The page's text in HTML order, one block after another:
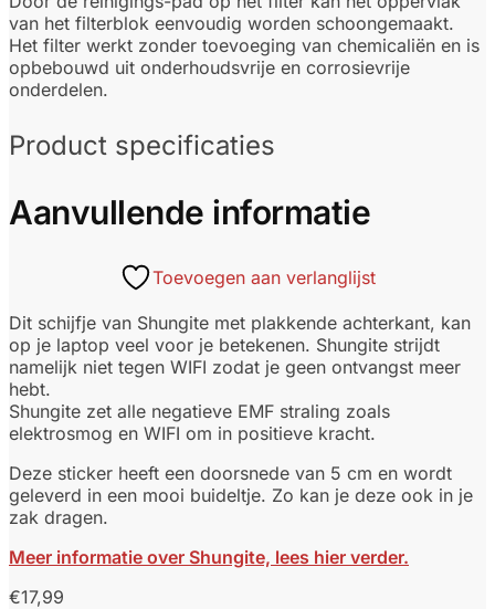
van het filterblok eenvoudig worden schoongemaakt.
Het filter werkt zonder toevoeging van chemicaliën en is
opbebouwd uit onderhoudsvrije en corrosievrije
onderdelen.
Product specificaties
Aanvullende informatie
Toevoegen aan verlanglijst
Dit schijfje van Shungite met plakkende achterkant, kan
op je laptop veel voor je betekenen. Shungite strijdt
namelijk niet tegen WIFI zodat je geen ontvangst meer
hebt.
Shungite zet alle negatieve EMF straling zoals
elektrosmog en WIFI om in positieve kracht.
Deze sticker heeft een doorsnede van 5 cm en wordt
geleverd in een mooi buideltje. Zo kan je deze ook in je
zak dragen.
Meer informatie over Shungite, lees hier verder.
€17,99